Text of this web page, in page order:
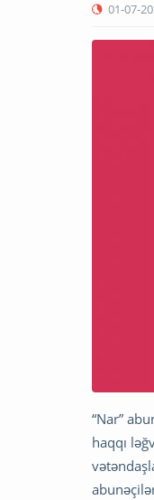
01-07-
“Nar”
haqqı